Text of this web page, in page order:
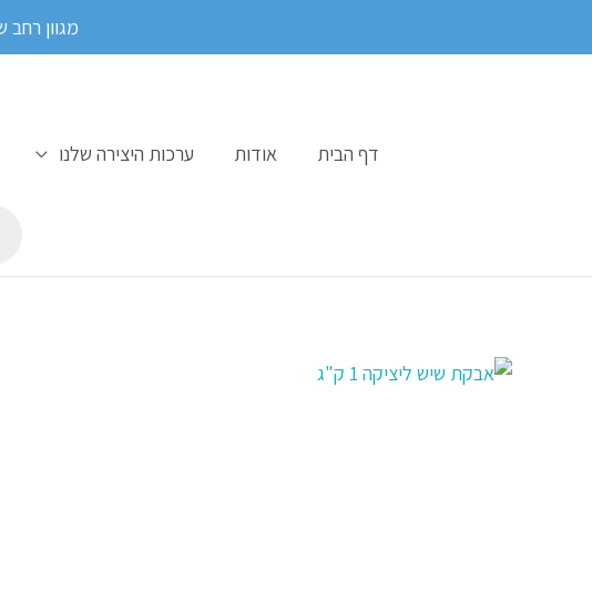
מגוון
דף הבית אודות ערכות היצירה שלנו